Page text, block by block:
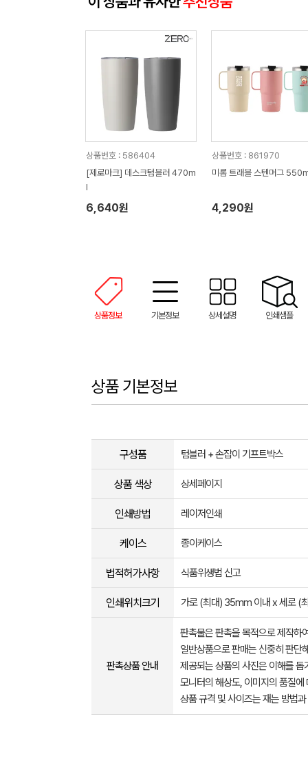
상품번호 : 586404
[제로마크] 데스크텀블러 470m
l
6,640원
상품번호 : 861970
미롬 트래블 스텐머그
4,290원
상품정보 기본정보 상세설명 인쇄샘플
상품 기본정보
구성품 텀블러 + 손잡이 기프트박스
상품 색상 상세페이지
인쇄방법 레이저인쇄
케이스 종이케이스
법적허가사항 식품위생법 신고
인쇄위치크기 가로 (최대) 35mm 이내 x 세로 (
판촉상품 안내
판촉물은 판촉을 목적으로 제작하
일반상품으로 판매는 신중히 판단
제공되는 상품의 사진은 이해를
모니터의 해상도, 이미지의 품질
상품 규격 및 사이즈는 재는 방법